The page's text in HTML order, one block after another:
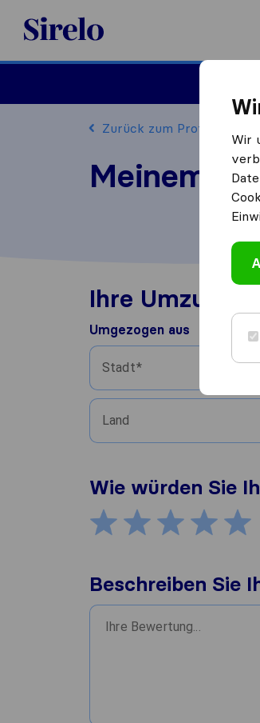
Sirelo.at
Zurück zum Profil
Ihre
Umgezogen aus
Stadt
Land
Wie würden Sie
Beschreiben Sie
Wir